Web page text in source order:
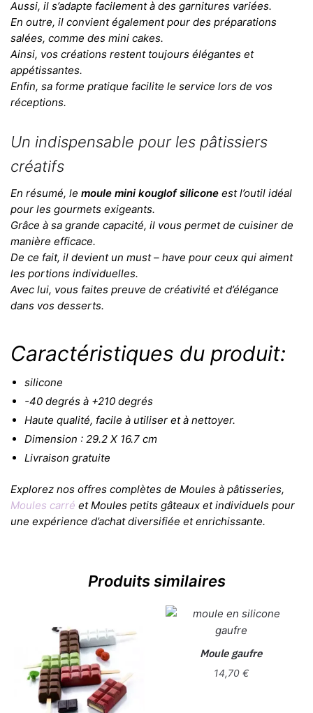
Aussi, il s’adapte facilement à des garnitures variées.
En outre, il convient également pour des préparations
salées, comme des mini cakes.
Ainsi, vos créations restent toujours élégantes et
appétissantes.
Enfin, sa forme pratique facilite le service lors de vos
réceptions.
Un indispensable pour les pâtissiers
créatifs
En résumé, le moule mini kouglof silicone est l’outil idéal
pour les gourmets exigeants.
Grâce à sa grande capacité, il vous permet de cuisiner de
manière efficace.
De ce fait, il devient un must – have pour ceux qui aiment
les portions individuelles.
Avec lui, vous faites preuve de créativité et d’élégance
dans vos desserts.
Caractéristiques du produit:
silicone
-40 degrés à +210 degrés
Haute qualité, facile à utiliser et à nettoyer.
Dimension : 29.2 X 16.7 cm
Livraison gratuite
Explorez nos offres complètes de Moules à pâtisseries,
Moules carré et Moules petits gâteaux et individuels pour
une expérience d’achat diversifiée et enrichissante.
Produits similaires
Moule gaufre
14,70 €